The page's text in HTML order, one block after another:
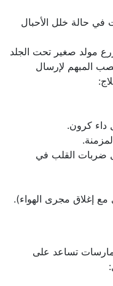
في حالة خلل الأحبال
مولد صغير تحت الجلد
المبهم لإرسال
داء كرون.
القلب في
مع إغلاق مجرى الهواء).
تساعد على